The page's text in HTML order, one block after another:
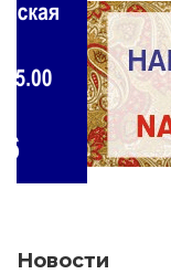
Новости